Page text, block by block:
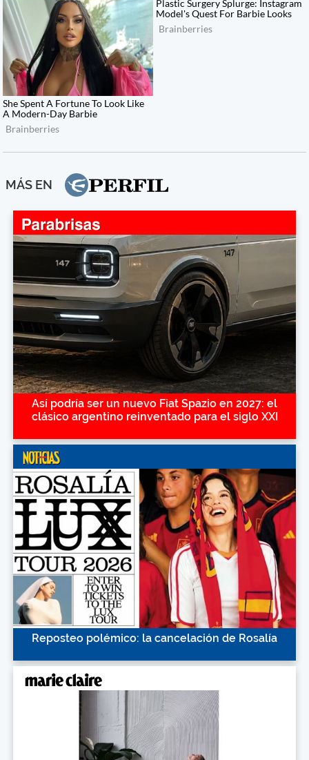
MÁS EN
Así podría ser un nuevo Fiat Spazio en 2027: el
clásico argentino reinventado para el siglo XXI
Reposteo polémico: la cancelación de Rosalía